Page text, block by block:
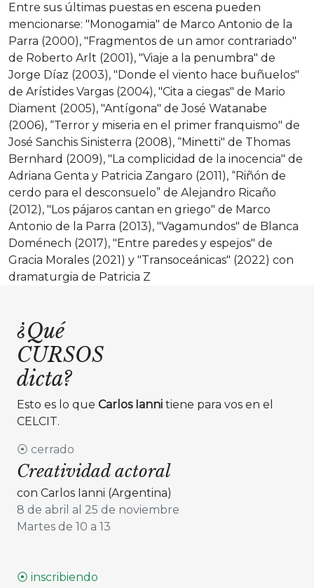
Entre sus últimas puestas en escena pueden
mencionarse: "Monogamia" de Marco Antonio de la
Parra (2000), "Fragmentos de un amor contrariado"
de Roberto Arlt (2001), "Viaje a la penumbra" de
Jorge Díaz (2003), "Donde el viento hace buñuelos"
de Arístides Vargas (2004), "Cita a ciegas" de Mario
Diament (2005), "Antígona" de José Watanabe
(2006), “Terror y miseria en el primer franquismo" de
José Sanchis Sinisterra (2008), “Minetti" de Thomas
Bernhard (2009), "La complicidad de la inocencia" de
Adriana Genta y Patricia Zangaro (2011), “Riñón de
cerdo para el desconsuelo” de Alejandro Ricaño
(2012), "Los pájaros cantan en griego" de Marco
Antonio de la Parra (2013), "Vagamundos" de Blanca
Doménech (2017), "Entre paredes y espejos" de
Gracia Morales (2021) y "Transoceánicas" (2022) con
dramaturgia de Patricia Z
¿Qué
CURSOS
dicta?
Esto es lo que Carlos Ianni tiene para vos en el
CELCIT.
⦿ cerrado
Creatividad actoral
con Carlos Ianni (Argentina)
8 de abril al 25 de noviembre
Martes de 10 a 13
⦿ inscribiendo